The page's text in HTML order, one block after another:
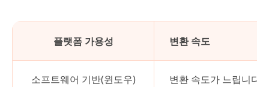
플랫폼 가용성 변환 속도
소프트웨어 기반(윈도우) 변환 속도가 느립니다.